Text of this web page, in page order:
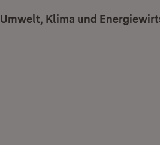
Klima und